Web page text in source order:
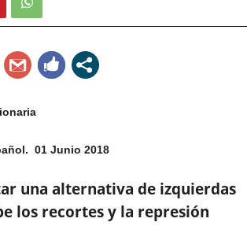
01 Junio 2018
una alternativa de izquierdas
los recortes y la represión